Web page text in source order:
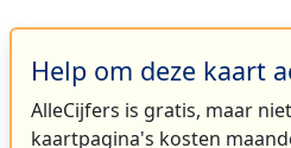
Help om deze kaart
AlleCijfers is gratis, maar
kaartpagina's kosten